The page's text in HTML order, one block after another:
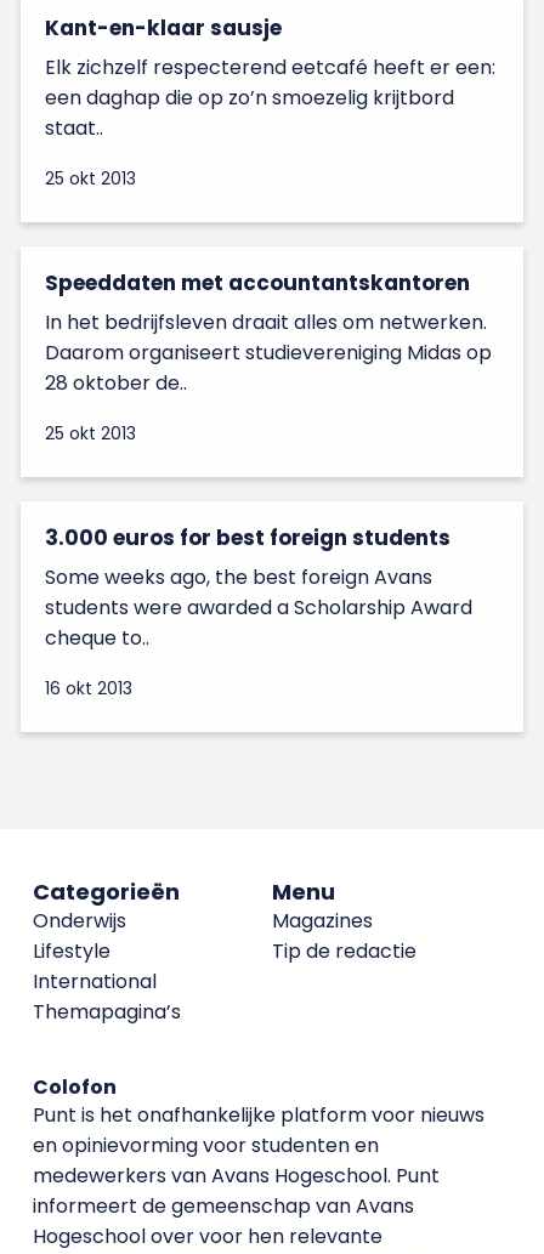
Kant-en-klaar sausje
Elk zichzelf respecterend eetcafé heeft er een:
een daghap die op zo’n smoezelig krijtbord
staat..
25 okt 2013
Speeddaten met accountantskantoren
In het bedrijfsleven draait alles om netwerken.
Daarom organiseert studievereniging Midas op
28 oktober de..
25 okt 2013
3.000 euros for best foreign students
Some weeks ago, the best foreign Avans
students were awarded a Scholarship Award
cheque to..
16 okt 2013
Menu
Magazines
Tip de redactie
Categorieën
Onderwijs
Lifestyle
International
Themapagina’s
Colofon
Punt is het onafhankelijke platform voor nieuws
en opinievorming voor studenten en
medewerkers van Avans Hoge­school. Punt
informeert de gemeenschap van Avans
Hogeschool over voor hen relevante